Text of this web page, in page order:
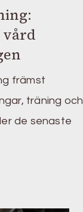
vård
främst
träning och
de senaste